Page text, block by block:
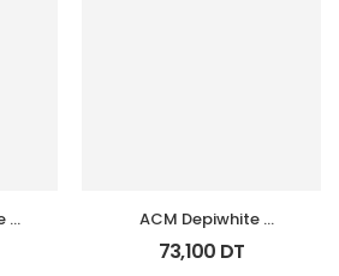
ACM Depiwhite
Advanced Creme
Depigmentant Tb 40Ml
73,100 DT